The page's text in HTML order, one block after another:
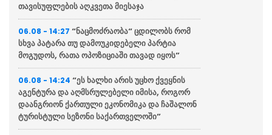
თავისუფლების აღკვეთა მიესაჯა
06.08 - 14:27 “ნაცმოძრაობა“ ცდილობს რომ
სხვა პატარა თუ დამოუკიდებელი პარტია
მოგუდოს, რათა ოპოზიციაში თავად იყოს”
06.08 - 14:24 “ეს ხალხი არის უცხო ქვეყნის
აგენტურა და აღმსრულებელი იმისა, როგორ
დაანგრიონ ქართული ეკონომიკა და ჩაშალონ
ტურისტული სეზონი საქართველოში”